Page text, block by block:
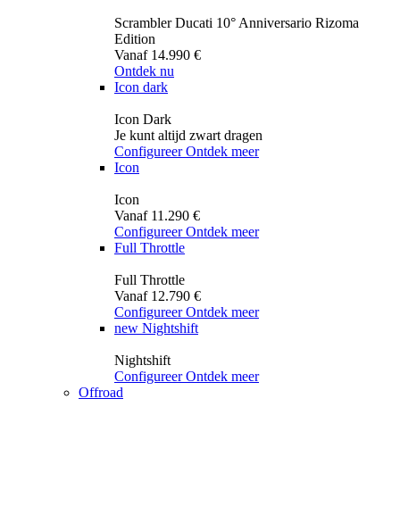
Scrambler Ducati 10° Anniversario Rizoma
Edition
Vanaf 14.990 €
Ontdek nu
Icon dark
Icon Dark
Je kunt altijd zwart dragen
Configureer Ontdek meer
Icon
Icon
Vanaf 11.290 €
Configureer Ontdek meer
Full Throttle
Full Throttle
Vanaf 12.790 €
Configureer Ontdek meer
new Nightshift
Nightshift
Configureer Ontdek meer
Offroad